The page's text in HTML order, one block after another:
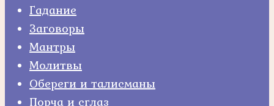
Гадание
Заговоры
Мантры
Молитвы
Обереги и талисманы
Порча и сглаз